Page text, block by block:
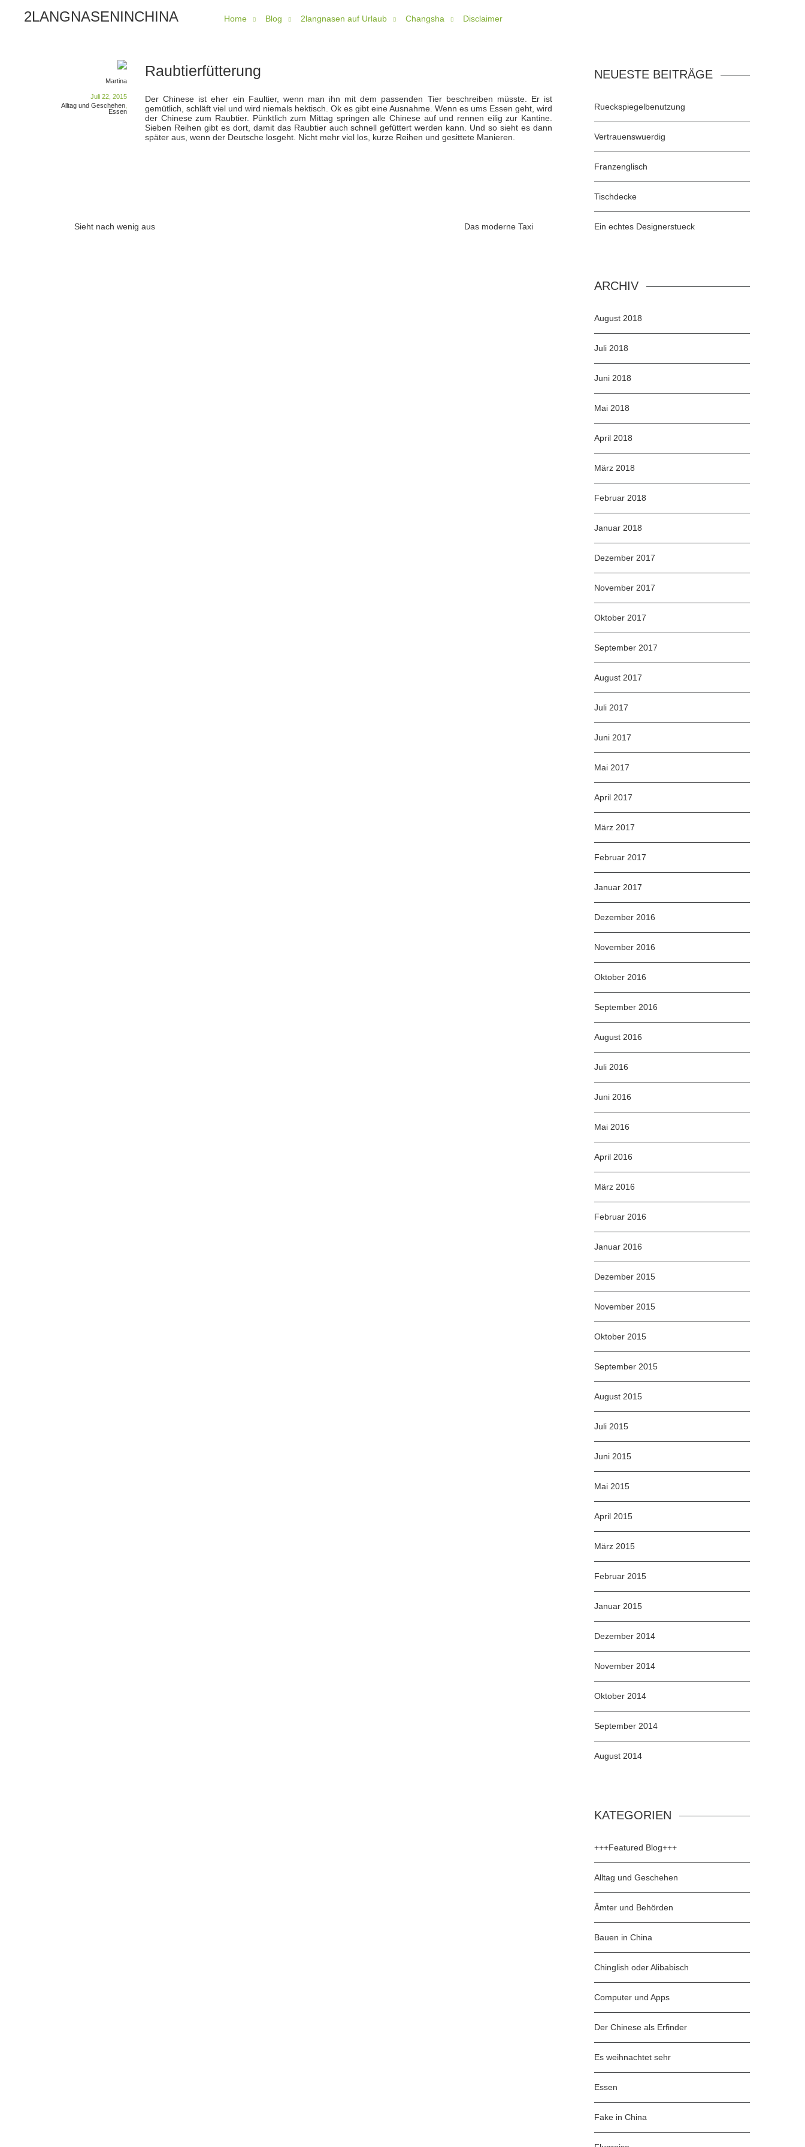
2LANGNASENINCHINA Home Blog 2langnasen auf Urlaub Changsha Disclaimer
Raubtierfütterung
Martina
Juli 22, 2015
Alltag und Geschehen,
Essen
Der Chinese ist eher ein Faultier, wenn man ihn mit dem passenden Tier beschreiben müsste. Er ist
gemütlich, schläft viel und wird niemals hektisch. Ok es gibt eine Ausnahme. Wenn es ums Essen geht, wird
der Chinese zum Raubtier. Pünktlich zum Mittag springen alle Chinese auf und rennen eilig zur Kantine.
Sieben Reihen gibt es dort, damit das Raubtier auch schnell gefüttert werden kann. Und so sieht es dann
später aus, wenn der Deutsche losgeht. Nicht mehr viel los, kurze Reihen und gesittete Manieren.
Sieht nach wenig aus Das moderne Taxi
NEUESTE BEITRÄGE
Rueckspiegelbenutzung
Vertrauenswuerdig
Franzenglisch
Tischdecke
Ein echtes Designerstueck
ARCHIV
August 2018
Juli 2018
Juni 2018
Mai 2018
April 2018
März 2018
Februar 2018
Januar 2018
Dezember 2017
November 2017
Oktober 2017
September 2017
August 2017
Juli 2017
Juni 2017
Mai 2017
April 2017
März 2017
Februar 2017
Januar 2017
Dezember 2016
November 2016
Oktober 2016
September 2016
August 2016
Juli 2016
Juni 2016
Mai 2016
April 2016
März 2016
Februar 2016
Januar 2016
Dezember 2015
November 2015
Oktober 2015
September 2015
August 2015
Juli 2015
Juni 2015
Mai 2015
April 2015
März 2015
Februar 2015
Januar 2015
Dezember 2014
November 2014
Oktober 2014
September 2014
August 2014
KATEGORIEN
+++Featured Blog+++
Alltag und Geschehen
Ämter und Behörden
Bauen in China
Chinglish oder Alibabisch
Computer und Apps
Der Chinese als Erfinder
Es weihnachtet sehr
Essen
Fake in China